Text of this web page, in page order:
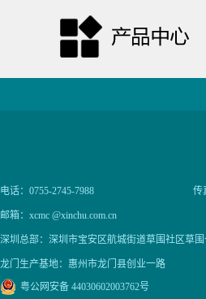
深圳总部：深圳市宝安区航城街道草围社区草
龙门生产基地：惠州市龙门县创业一路
电话：0755-2745-7988 传
邮箱：xcmc @xinchu.com.cn
粤公网安备 44030602003762号